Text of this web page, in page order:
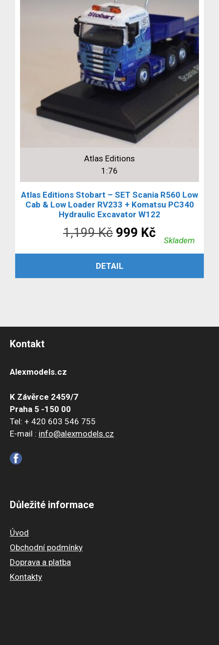
Atlas Editions
1:76
Atlas Editions Stobart – SET Scania R560 Low
Cab & Low Loader RV233 + Komatsu PC340
Hydraulic Excavator W122
1,199Kč Původní
cena
byla:
999 Kč
cena
Skladem
ČTĚTE VÍCE
DETAIL
Kontakt
Alexmodels.cz
K Závěrce 2459/7
Praha 5 -150 00
Tel: + 420 603 546 755
E-mail : info@alexmodels.cz
Důležité informace
Úvod
Obchodní podmínky
Doprava a platba
Kontakty